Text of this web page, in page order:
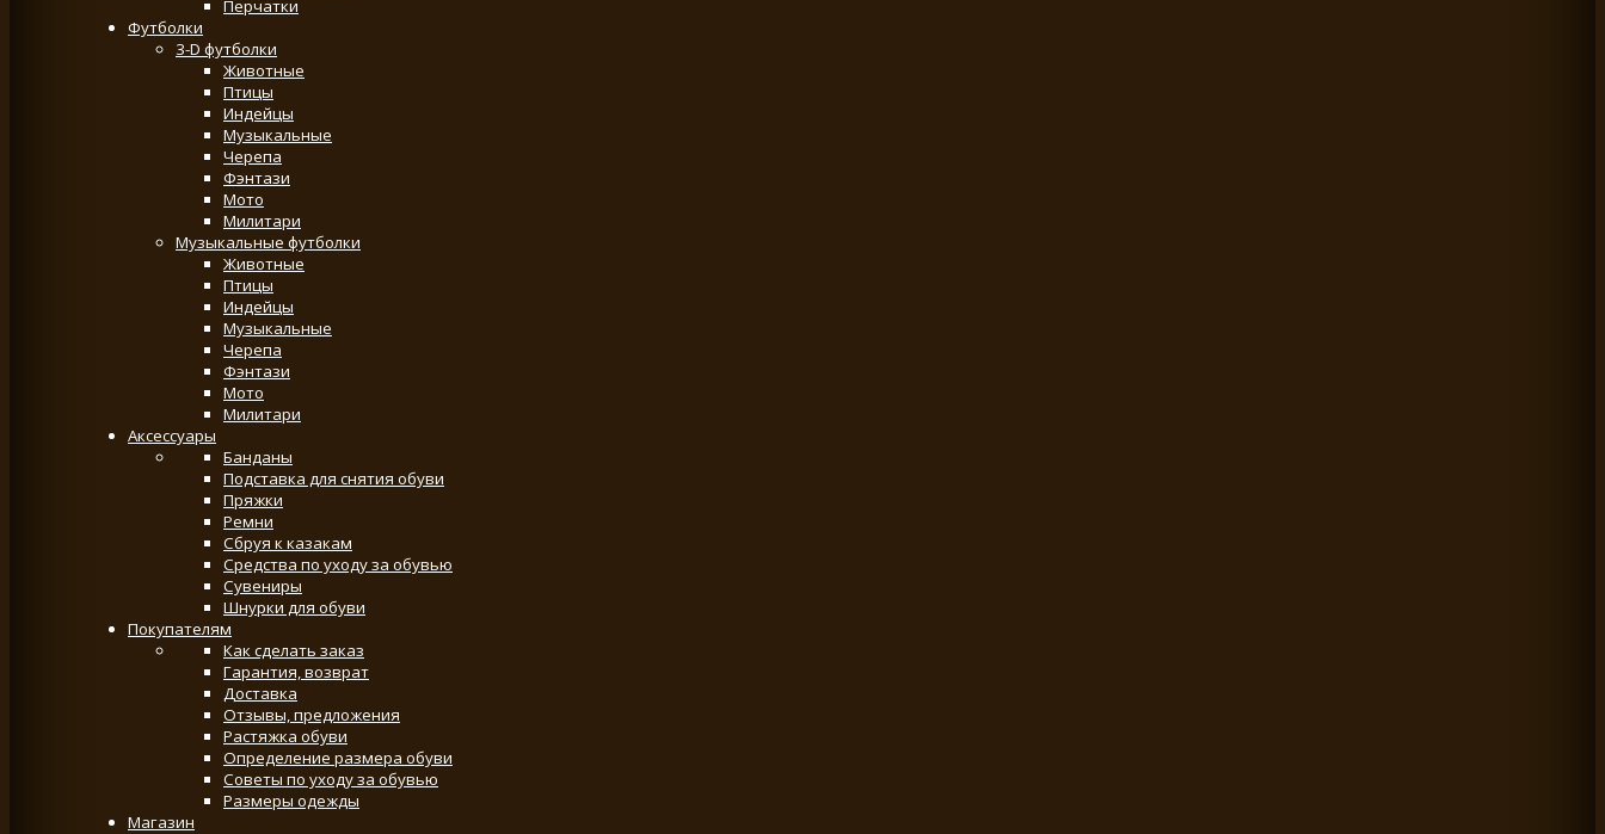
Перчатки
Футболки
3-D футболки
Животные
Птицы
Индейцы
Музыкальные
Черепа
Фэнтази
Мото
Милитари
Музыкальные футболки
Животные
Птицы
Индейцы
Музыкальные
Черепа
Фэнтази
Мото
Милитари
Аксессуары
Банданы
Подставка для снятия обуви
Пряжки
Ремни
Сбруя к казакам
Средства по уходу за обувью
Сувениры
Шнурки для обуви
Покупателям
Как сделать заказ
Гарантия, возврат
Доставка
Отзывы, предложения
Растяжка обуви
Определение размера обуви
Советы по уходу за обувью
Размеры одежды
Магазин